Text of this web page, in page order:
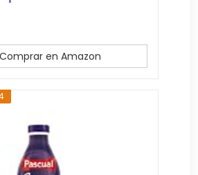
Comprar en Amazon